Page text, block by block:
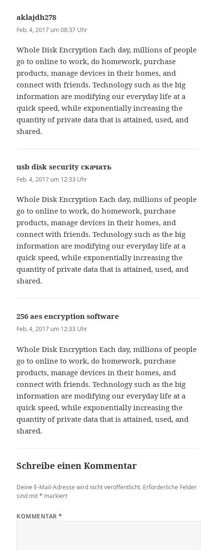
aklajdh278
Feb. 4, 2017 um 08:37 Uhr
Whole Disk Encryption Each day, millions of people
go to online to work, do homework, purchase
products, manage devices in their homes, and
connect with friends. Technology such as the big
information are modifying our everyday life at a
quick speed, while exponentially increasing the
quantity of private data that is attained, used, and
shared.
usb disk security скачать
Feb. 4, 2017 um 12:33 Uhr
Whole Disk Encryption Each day, millions of people
go to online to work, do homework, purchase
products, manage devices in their homes, and
connect with friends. Technology such as the big
information are modifying our everyday life at a
quick speed, while exponentially increasing the
quantity of private data that is attained, used, and
shared.
256 aes encryption software
Feb. 4, 2017 um 12:33 Uhr
Whole Disk Encryption Each day, millions of people
go to online to work, do homework, purchase
products, manage devices in their homes, and
connect with friends. Technology such as the big
information are modifying our everyday life at a
quick speed, while exponentially increasing the
quantity of private data that is attained, used, and
shared.
Schreibe einen Kommentar
Deine E-Mail-Adresse wird nicht veröffentlicht. Erforderliche Felder
sind mit* markiert
KOMMENTAR*